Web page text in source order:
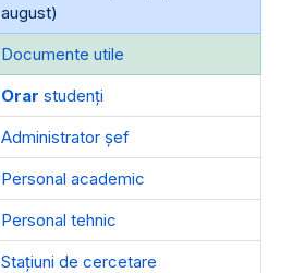
august)
Documente utile
Orar studenți
Administrator șef
Personal academic
Personal tehnic
Stațiuni de cercetare